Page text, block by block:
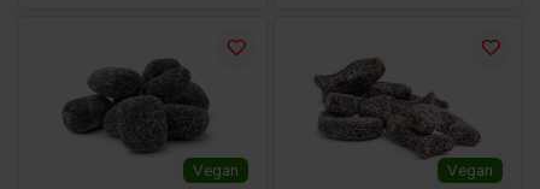
Vegan Vegan